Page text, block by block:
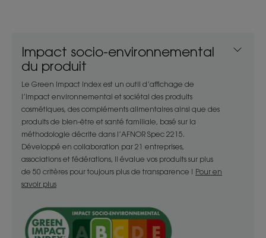
Bénéfices
- Lave : sa base lavante douce forme une mousse
légère et nettoie délicatement**** la peau.
- Respecte : en respectant l’équilibre cutané de
tous les types de peaux, il lave sans dessécher.
- Ressource : son parfum Eau de Tiaré renferme des
notes ressourçantes de fleur de tiaré, sable chaud
et mandarine, pour un vrai moment d’évasion.
TEXTURE ENVIRONNEMENT
Impact socio-environnemental
du produit
Le Green Impact Index est un outil d’affichage de
l’impact environnemental et sociétal des produits
cosmétiques, des compléments alimentaires ainsi que des
produits de bien-être et santé familiale, basé sur la
méthodologie décrite dans l’AFNOR Spec 2215.
Développé en collaboration par 21 entreprises,
associations et fédérations, il évalue vos produits sur plus
de 50 critères pour toujours plus de transparence ! Pour en
savoir plus